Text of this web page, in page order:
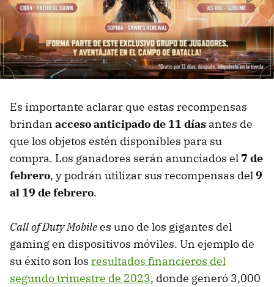
Es importante aclarar que estas recompensas
brindan acceso anticipado de 11 días antes de
que los objetos estén disponibles para su
compra. Los ganadores serán anunciados el 7 de
febrero, y podrán utilizar sus recompensas del9
al 19 de febrero.
Call of Duty Mobilees uno de los gigantes del
gaming en dispositivos móviles. Un ejemplo de
su éxito son los resultados financieros del
segundo trimestre de 2023, donde generó 3,000